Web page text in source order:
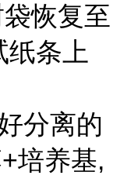
恢复至
纸条上
分离的
培养基,